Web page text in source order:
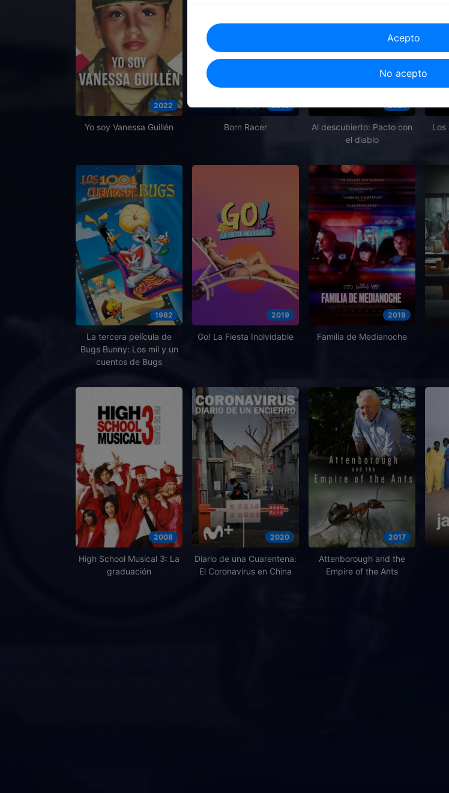
2022
Yo soy Vanessa Guillén Born Racer
Al descubierto: Pacto con
el diablo
Los
1982
La tercera película de
Bugs Bunny: Los mil y un
cuentos de Bugs
2019
Go! La Fiesta Inolvidable
2019
Familia de Medianoche
2008
High School Musical 3: La
graduación
2020
Diario de una Cuarentena:
El Coronavirus en China
2017
Attenborough and the
Empire of the Ants
Acepto
No acepto